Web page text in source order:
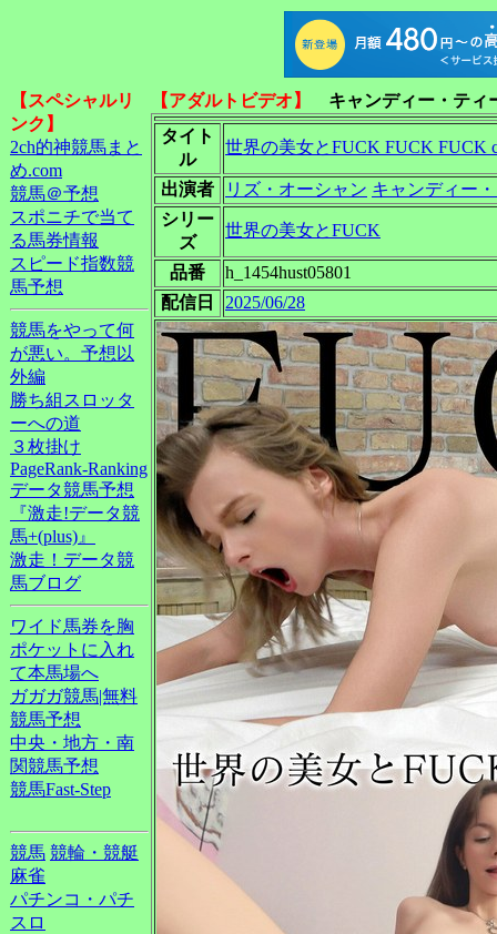
【スペシャルリ
ンク】
2ch的神競馬まと
め.com
競馬＠予想
スポニチで当て
る馬券情報
スピード指数競
馬予想
競馬をやって何
が悪い。予想以
外編
勝ち組スロッタ
ーへの道
３枚掛け
PageRank-Ranking
データ競馬予想
『激走!データ競
馬+(plus)』
激走！データ競
馬ブログ
ワイド馬券を胸
ポケットに入れ
て本馬場へ
ガガガ競馬|無料
競馬予想
中央・地方・南
関競馬予想
競馬Fast-Step
競馬 競輪・競艇
麻雀
パチンコ・パチ
スロ
【アダルトビデオ】
キャンディー・ティ
タイト
ル
世界の美女とFUCK FUCK FUCK
出演者 リズ・オーシャン キャンディー
シリー
ズ
世界の美女とFUCK
品番
h_1454hust05801
配信日
2025/06/28